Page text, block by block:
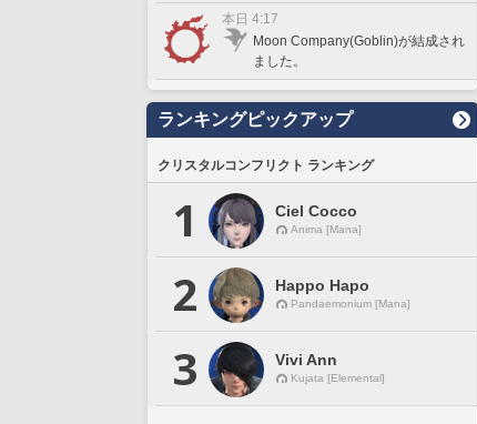
本日 4:17
Moon Company(Goblin)が結成され
ました。
ランキングピックアップ
クリスタルコンフリクト ランキング
1 Ciel Cocco
Anima [Mana]
2 Happo Hapo
Pandaemonium [Mana]
3 Vivi Ann
Kujata [Elemental]